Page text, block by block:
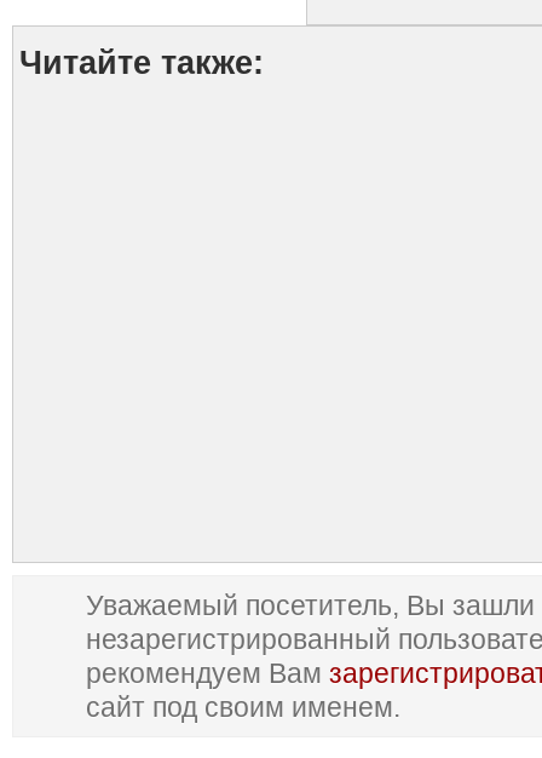
Европы
Читайте также:
Уважаемый посетитель, Вы зашли
незарегистрированный
рекомендуем Вам
сайт под своим именем.